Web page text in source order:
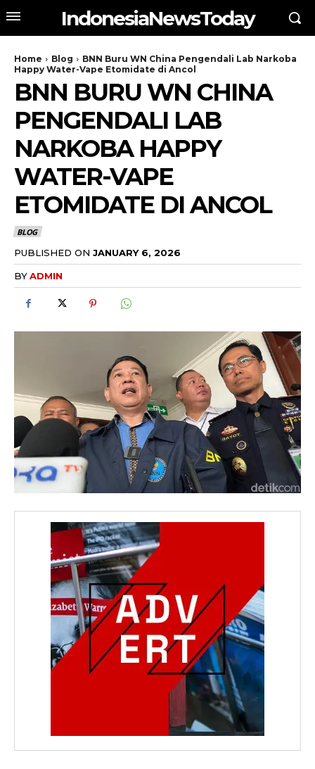
IndonesiaNewsToday
Home Blog
BNN Buru WN China Pengendali Lab Narkoba
Happy Water-Vape Etomidate di Ancol
BNN BURU WN CHINA
PENGENDALI LAB
NARKOBA HAPPY
WATER-VAPE
ETOMIDATE DI ANCOL
BLOG
PUBLISHED ON JANUARY 6, 2026
BYADMIN